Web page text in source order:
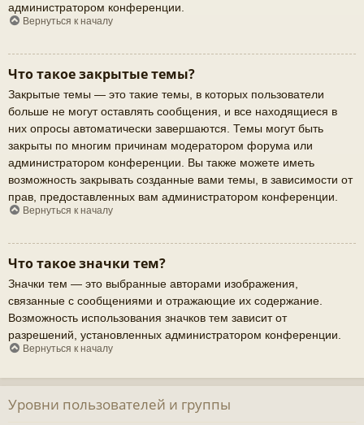
администратором конференции.
Вернуться к началу
Что такое закрытые темы?
Закрытые темы — это такие темы, в которых пользователи
больше не могут оставлять сообщения, и все находящиеся в
них опросы автоматически завершаются. Темы могут быть
закрыты по многим причинам модератором форума или
администратором конференции. Вы также можете иметь
возможность закрывать созданные вами темы, в зависимости от
прав, предоставленных вам администратором конференции.
Вернуться к началу
Что такое значки тем?
Значки тем — это выбранные авторами изображения,
связанные с сообщениями и отражающие их содержание.
Возможность использования значков тем зависит от
разрешений, установленных администратором конференции.
Вернуться к началу
Уровни пользователей и группы